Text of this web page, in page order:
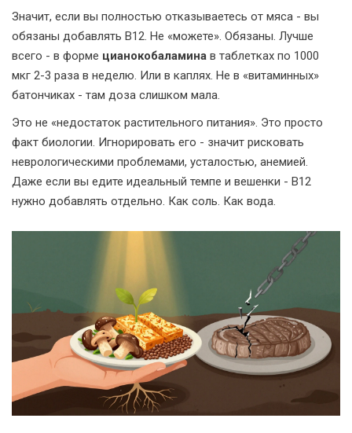
Значит, если вы полностью отказываетесь от мяса - вы
обязаны добавлять B12. Не «можете». Обязаны. Лучше
всего - в форме цианокобаламина в таблетках по 1000
мкг 2-3 раза в неделю. Или в каплях. Не в «витаминных»
батончиках - там доза слишком мала.
Это не «недостаток растительного питания». Это просто
факт биологии. Игнорировать его - значит рисковать
неврологическими проблемами, усталостью, анемией.
Даже если вы едите идеальный темпе и вешенки - B12
нужно добавлять отдельно. Как соль. Как вода.